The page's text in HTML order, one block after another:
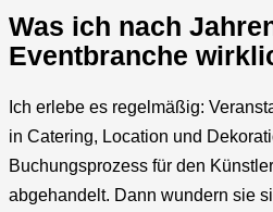
Was ich nach
Eventbranche
Ich erlebe es regelmäßig:
in Catering, Location und
Buchungsprozess für den
abgehandelt. Dann wundern sie